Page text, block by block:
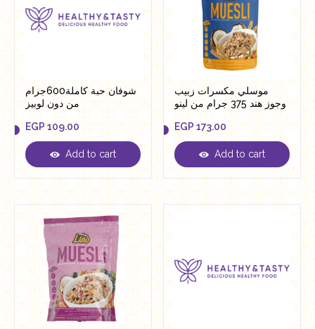
شوفان حبة كاملة600جرام
من دون لوبيز
EGP 109.00
EGP109.00
Add to cart
موسلي مكسرات زبيب
وجوز هند 375 جرام من لينو
EGP 173.00
EGP173.00
Add to cart